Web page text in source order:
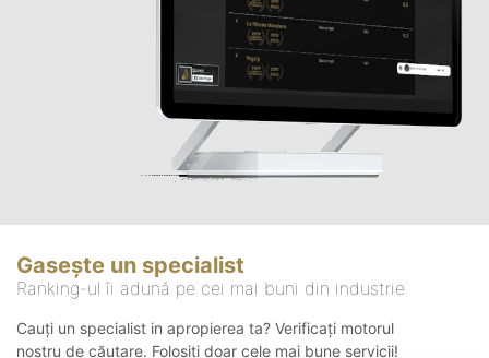
Gasește un specialist
Ranking-ul îi adună pe cei mai buni din industrie
Cauți un specialist in apropierea ta? Verificați motorul
nostru de căutare. Folosiți doar cele mai bune servicii!